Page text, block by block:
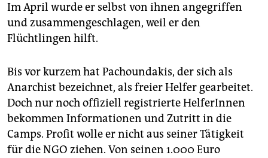
Im April wurde er selbst von ihnen angegriffen
und zusammengeschlagen, weil er den
Flüchtlingen hilft.
Bis vor kurzem hat Pachoundakis, der sich als
Anarchist bezeichnet, als freier Helfer gearbeitet.
Doch nur noch offiziell registrierte HelferInnen
bekommen Informationen und Zutritt in die
Camps. Profit wolle er nicht aus seiner Tätigkeit
für die NGO ziehen. Von seinen 1.000 Euro